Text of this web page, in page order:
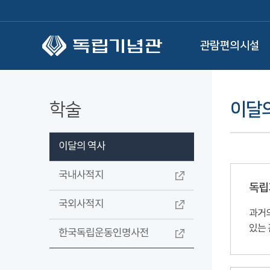
관람편의시설
학술
이달의 역사
국내사적지
국외사적지
한국독립운동인명사전
이달
독
과거
있는